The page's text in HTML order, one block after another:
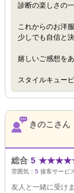
診断の楽しさの一
これからのお洋
少しでも自信と
嬉しいご感想を
スタイルキュー
きのこさん
総合 5 ★★★★
雰囲気： 5 接客サービ
友人と一緒に受け